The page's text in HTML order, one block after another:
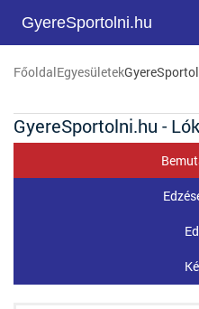
GyereSportolni.hu
FőoldalEgyesületek
GyereSportolni.hu -